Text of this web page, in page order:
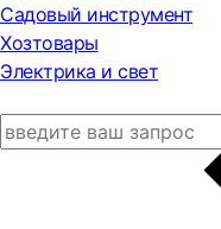
Садовый инструмент
Хозтовары
Электрика и свет